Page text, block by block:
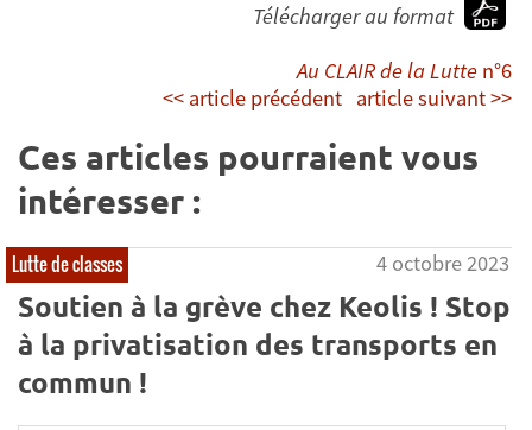
Télécharger au format
Au CLAIR de la Lutte n°6
<< article précédent article suivant >>
Ces articles pourraient vous
intéresser :
Lutte de classes 4 octobre 2023
Soutien à la grève chez Keolis ! Stop
à la privatisation des transports en
commun !